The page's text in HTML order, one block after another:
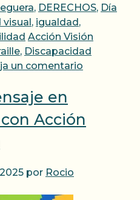
, DERECHOS, Día
visual, igualdad,
Etiquetas
Acción Visión
, Discapacidad
un comentario
en
Acción
por Rocio